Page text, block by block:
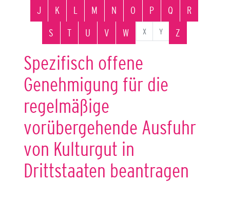
J
K L M N O P Q
R
S
T U V W X Y Z
Spezifisch offene
Genehmigung für die
regelmäßige
vorübergehende Ausfuhr
von Kulturgut in
Drittstaaten beantragen